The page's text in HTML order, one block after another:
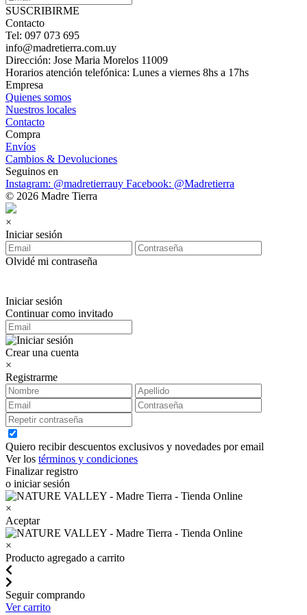
SUSCRIBIRME
Contacto
Tel: 097 073 695
info@madretierra.com.uy
Dirección: Jose Maria Morelos 11009
Horarios atención telefónica: Lunes a viernes 8hs a 17hs
Empresa
Quienes somos
Nuestros locales
Contacto
Compra
Envíos
Cambios & Devoluciones
Seguinos en
Instagram: @madretierrauy Facebook: @Madretierra
© 2026 Madre Tierra
×
Iniciar sesión
Olvidé mi contraseña
Iniciar sesión
Continuar como invitado
Crear una cuenta
×
Registrarme
Quiero recibir descuentos exclusivos y novedades por email
Ver los términos y condiciones
Finalizar registro
o iniciar sesión
×
Aceptar
×
Producto agregado a carrito
Seguir comprando
Ver carrito